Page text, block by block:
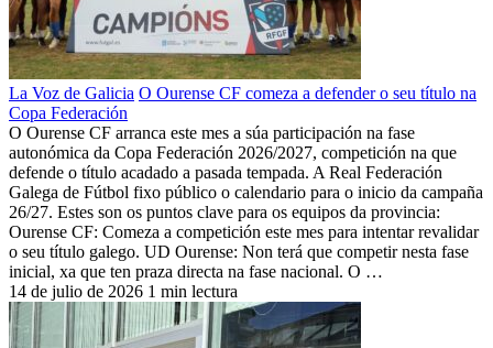
La Voz de Galicia O Ourense CF comeza a defender o seu título na
Copa Federación
O Ourense CF arranca este mes a súa participación na fase
autonómica da Copa Federación 2026/2027, competición na que
defende o título acadado a pasada tempada. A Real Federación
Galega de Fútbol fixo público o calendario para o inicio da campaña
26/27. Estes son os puntos clave para os equipos da provincia:
Ourense CF: Comeza a competición este mes para intentar revalidar
o seu título galego. UD Ourense: Non terá que competir nesta fase
inicial, xa que ten praza directa na fase nacional. O …
14 de julio de 2026 1 min lectura